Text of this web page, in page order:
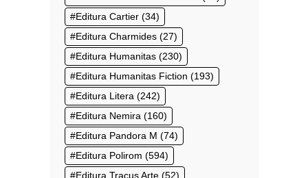
Editura Cartier (34)
Editura Charmides (27)
Editura Humanitas (230)
Editura Humanitas Fiction (193)
Editura Litera (242)
Editura Nemira (160)
Editura Pandora M (74)
Editura Polirom (594)
Editura Tracus Arte (52)